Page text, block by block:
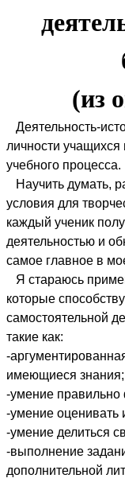
(из
Деятельность-
личности
учебного процесса.
Научить думать,
условия для
каждый ученик
деятельностью и
самое главное в
Я стараюсь
которые
самостоятельной
такие как:
-
имеющиеся знания;
-умение правильно
-умение оценивать
-умение делиться
-выполнение
дополнительной